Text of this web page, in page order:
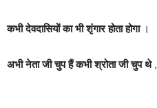
कभी देवदासियों का भी शृंगार होता होगा।
अभी नेता जी चुप हैं कभी श्रोता जी चुप थे,